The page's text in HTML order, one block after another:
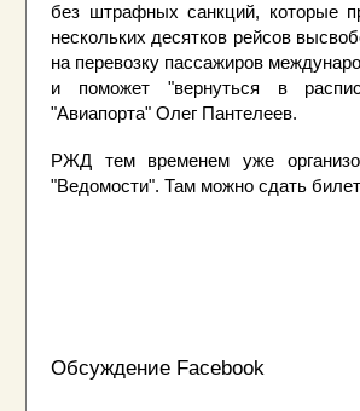
без штрафных санкций, которые
нескольких десятков рейсов
на перевозку пассажиров
и поможет "вернуться в
"Авиапорта" Олег Пантелеев.
РЖД тем временем уже
"Ведомости". Там можно сдать
Обсуждение Facebook